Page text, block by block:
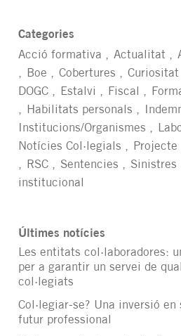
Categories
Acció formativa
Actualitat
Boe
Cobertures Curiositat
DOGC
Estalvi Fiscal
Habilitats personals
Institucions/Organismes
Notícies Col·legials
Projecte
RSC
Sentencies Sinistres
institucional
Últimes notícies
Les entitats col·laboradores:
per a garantir un servei de
col·legiats
Col·legiar-se? Una inversió
futur professional